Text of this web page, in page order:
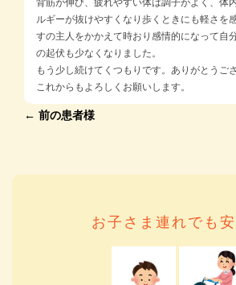
背筋が伸び、疲れやすい体は調子がよく、体
ルギーが抜けやすくなり歩くときにも軽さを
すの主人をかかえて時おり感情的になって自
の起伏も少なくなりました。
もう少し続けてくつもりです。ありがとうご
これからもよろしくお願いします。
← 前の患者様
お子さま連れでも安